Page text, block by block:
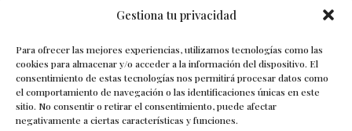
Gestiona tu privacidad
Para ofrecer las mejores experiencias, utilizamos tecnologías como las
cookies para almacenar y/o acceder a la información del dispositivo. El
consentimiento de estas tecnologías nos permitirá procesar datos como
el comportamiento de navegación o las identificaciones únicas en este
sitio. No consentir o retirar el consentimiento, puede afectar
negativamente a ciertas características y funciones.
Seguridad en carretera servicios
Sistema de distribución Sobrecalentamiento del motor
Soluciones para suspensión defectuosa
Solución de problemas del motor Suspensión de vehículos
Suspensión neumática taller Termostato automotriz